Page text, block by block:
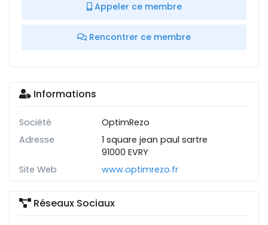
Appeler ce membre
Rencontrer ce membre
Informations
Société
OptimRezo
Adresse
1 square jean paul sartre
91000 EVRY
Site Web
www.optimrezo.fr
Réseaux Sociaux